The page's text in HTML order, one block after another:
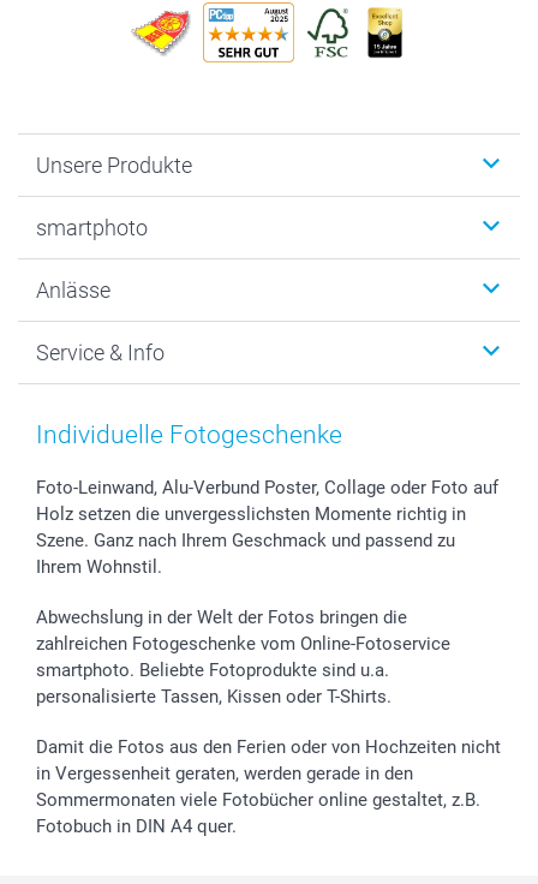
Unsere Produkte
Fotogeschenke
MyNameBook
Fotoabzüge, Fotos als Buch & Poster
Zubehör & Material
Sticker & Etiketten
Geschenk-Gutscheine (PDF)
smartphoto
Warum smartphoto
Datenschutz
AGB
Presse
Partnerprogramme
Investor Relations
Widerrufsrecht
Anlässe
Neujahr
Muttertag
Kommunion & Konfirmation
Hochzeit
Geburtstag
Zu allen Anlässen
Service & Info
Preise und Versandkosten
48h Lieferung
Zahlungsmöglichkeiten
Anmelden /Registrieren
Status der Bestellung
smartfriends
smartgarantie
smartbonus
Individuelle Fotogeschenke
Foto-Leinwand, Alu-Verbund Poster, Collage oder Foto auf
Holz setzen die unvergesslichsten Momente richtig in
Szene. Ganz nach Ihrem Geschmack und passend zu
Ihrem Wohnstil.
Abwechslung in der Welt der Fotos bringen die
zahlreichen Fotogeschenke vom Online-Fotoservice
smartphoto. Beliebte Fotoprodukte sind u.a.
personalisierte Tassen, Kissen oder T-Shirts.
Damit die Fotos aus den Ferien oder von Hochzeiten nicht
in Vergessenheit geraten, werden gerade in den
Sommermonaten viele Fotobücher online gestaltet, z.B.
Fotobuch in DIN A4 quer.